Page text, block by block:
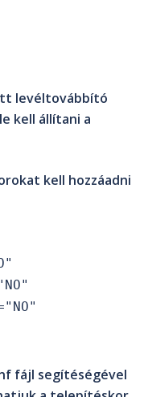
levéltovábbító
kell állítani a
kell hozzáadni
fájl segítéségével